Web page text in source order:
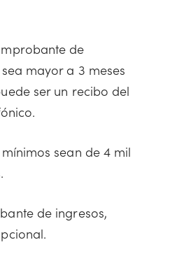
de
mayor a 3 meses
ser un recibo del
sean de 4 mil
de ingresos,